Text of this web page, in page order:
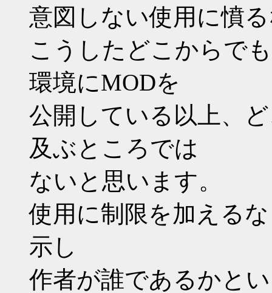
意図しない使用に憤
こうしたどこからで
環境にMODを
公開している以上、
及ぶところでは
ないと思います。
使用に制限を加える
示し
作者が誰であるかと